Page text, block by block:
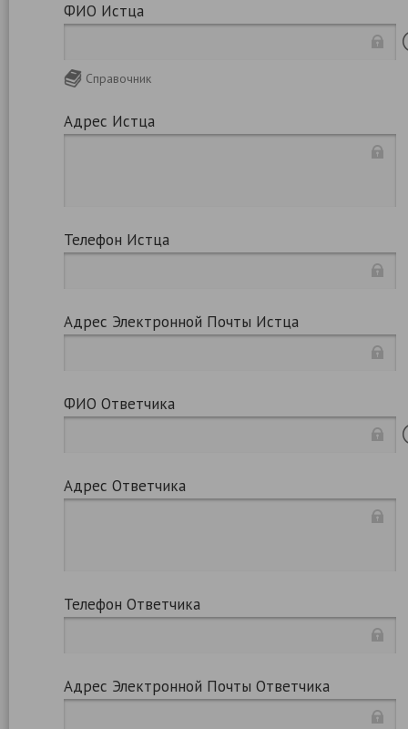
ФИО Истца
Справочник
Адрес Истца
Телефон Истца
Адрес Электронной Почты Истца
ФИО Ответчика
Адрес Ответчика
Телефон Ответчика
Адрес Электронной Почты Ответчика